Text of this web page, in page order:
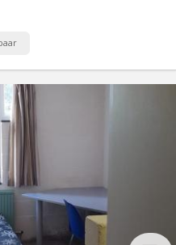
donnant sur le parking
côté avenue de l'Espinette
avec 4 salles de douches et
et ce jusqu'au 10 septembre